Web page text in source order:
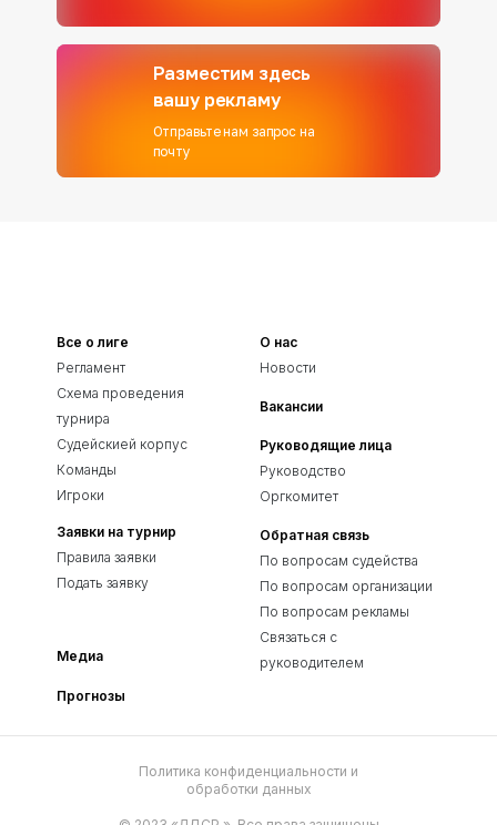
Разместим здесь
вашу рекламу
Отправьте нам запрос на
почту
Все о лиге
Регламент
Схема проведения
турнира
Судейскией корпус
Команды
Игроки
Заявки на турнир
Правила заявки
Подать заявку
Медиа
Прогнозы
О нас
Новости
Вакансии
Руководящие лица
Руководство
Оргкомитет
Обратная связь
По вопросам судейства
По вопросам организации
По вопросам рекламы
Связаться с
руководителем
Политика конфиденциальности и
обработки данных